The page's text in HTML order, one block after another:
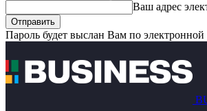
Ваш адрес
Пароль будет выслан Вам по электронной